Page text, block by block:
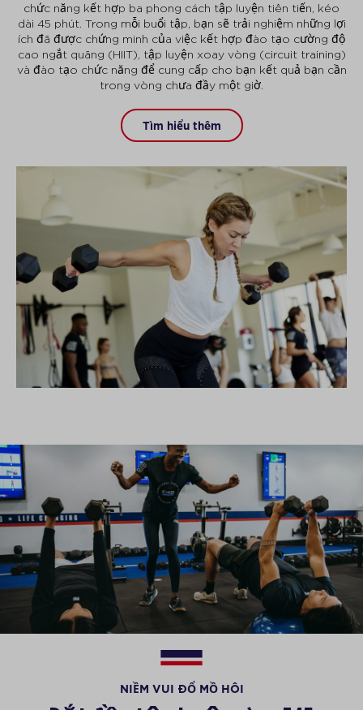
chức năng kết hợp ba phong cách tập luyện tiên tiến, kéo
dài 45 phút. Trong mỗi buổi tập, bạn sẽ trải nghiệm những lợi
ích đã được chứng minh của việc kết hợp đào tạo cường độ
cao ngắt quãng (HIIT), tập luyện xoay vòng (circuit training)
và đào tạo chức năng để cung cấp cho bạn kết quả bạn cần
trong vòng chưa đầy một giờ.
Tìm hiểu thêm
NIỀM VUI ĐỔ MỒ HÔI